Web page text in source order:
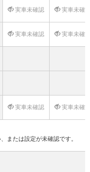
実車未確認 実車未確
実車未確認 実車未確
実車未確認 実車未確
または設定が未確認です。